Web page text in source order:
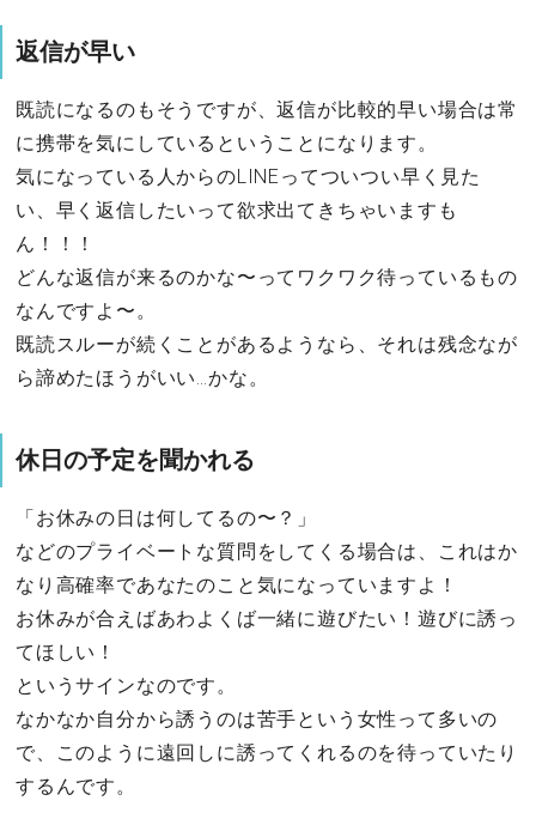
返信が早い
既読になるのもそうですが、返信が比較的早い場合は常
に携帯を気にしているということになります。
気になっている人からのLINEってついつい早く見た
い、早く返信したいって欲求出てきちゃいますも
ん！！！
どんな返信が来るのかな〜ってワクワク待っているもの
なんですよ〜。
既読スルーが続くことがあるようなら、それは残念なが
ら諦めたほうがいい…かな。
休日の予定を聞かれる
「お休みの日は何してるの〜？」
などのプライベートな質問をしてくる場合は、これはか
なり高確率であなたのこと気になっていますよ！
お休みが合えばあわよくば一緒に遊びたい！遊びに誘っ
てほしい！
というサインなのです。
なかなか自分から誘うのは苦手という女性って多いの
で、このように遠回しに誘ってくれるのを待っていたり
するんです。